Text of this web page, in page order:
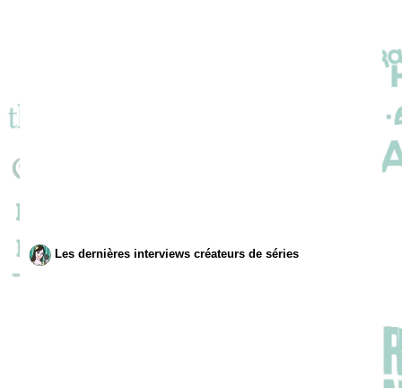
Les dernières interviews créateurs de séries